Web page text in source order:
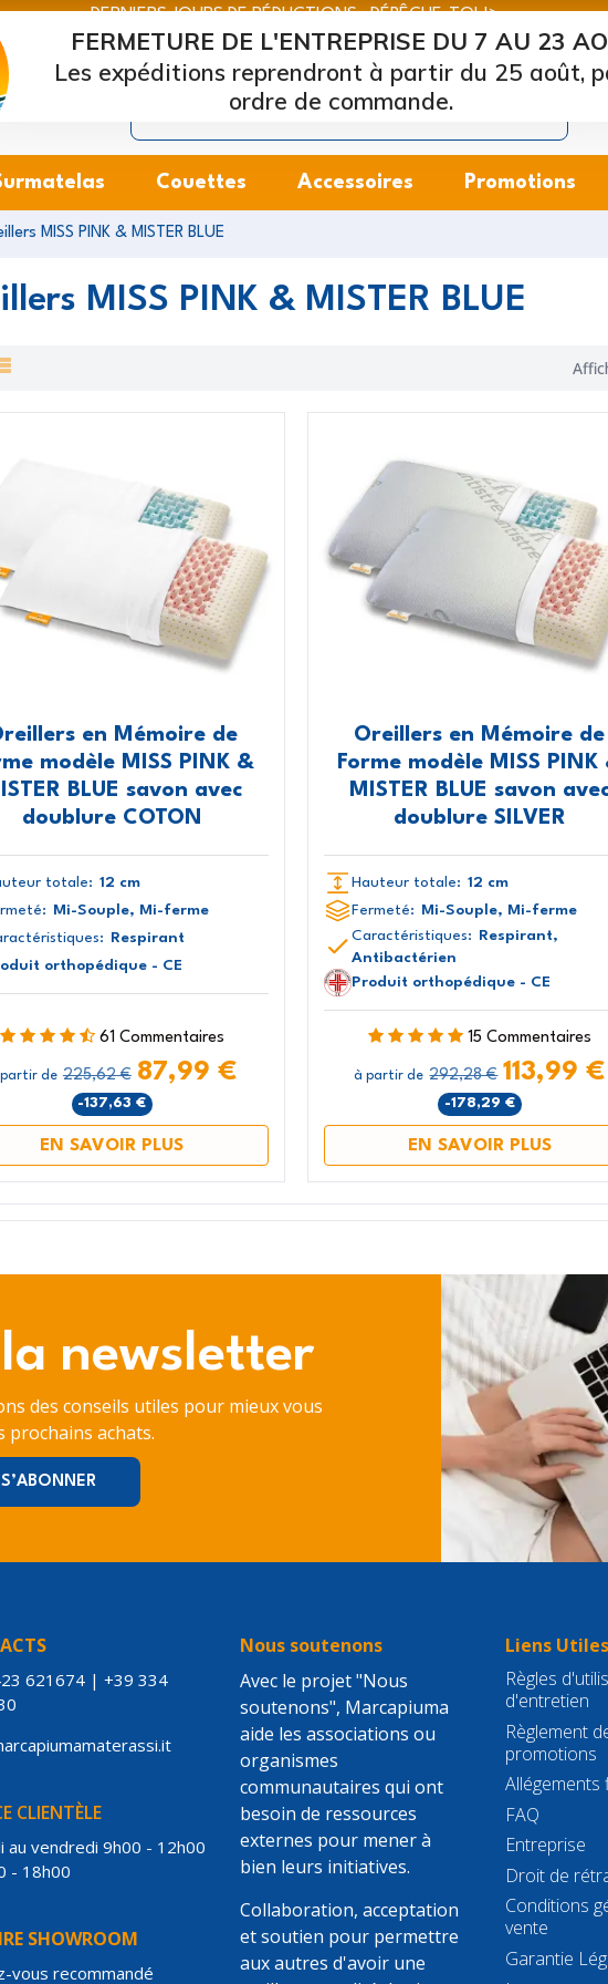
DERNIERS JOURS DE RÉDUCTIONS : DÉPÊCHE-TOI !>
Marcapiuma | Fabricants de matelas, oreillers et sommiers
Couettes Accessoires Promotions
MISS PINK & MISTER BLUE
MISS PINK & MISTER BLUE
en Mémoire de
modèle MISS PINK &
BLUE savon avec
doublure COTON
totale: 12 cm
Mi-Souple, Mi-ferme
Respirant
orthopédique - CE
61 Commentaires
de 225,62 € 87,99 €
-137,63 €
EN SAVOIR PLUS
Oreillers en Mémoire de
Forme modèle MISS PINK
MISTER BLUE savon
doublure SILVER
Hauteur totale: 12 cm
Fermeté:
Mi-Souple, Mi-ferme
Caractéristiques: Respirant,
Antibactérien
Produit orthopédique - CE
15 Commentaires
à partir de 292,28 € 113,99 €
-178,29 €
EN SAVOIR PLUS
newsletter
des conseils utiles pour mieux vous
prochains achats.
621674 |+39 334
CLIENTÈLE
au vendredi 9h00 - 12h00
- 18h00
SHOWROOM
vous recommandé
Nous soutenons
Avec le projet "Nous
soutenons", Marcapiuma
aide les associations ou
organismes
communautaires qui ont
besoin de ressources
externes pour mener à
bien leurs initiatives.
Collaboration, acceptation
et soutien pour permettre
aux autres d'avoir une
Liens Utiles
Règles
d'entretien
Règlement
promotions
Allégements
FAQ
Entreprise
Droit de
Conditions
vente
Garantie
Les expéditions reprendront à partir du 25 août,
ordre de commande.
FERMETURE DE L'ENTREPRISE DU 7 AU 23